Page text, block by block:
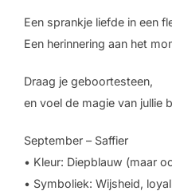
Een sprankje liefde in een
Een herinnering aan het
Draag je geboortesteen,
en voel de magie van jullie
September – Saffier
• Kleur: Diepblauw (maar
• Symboliek: Wijsheid,